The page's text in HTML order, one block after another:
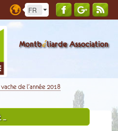
Montbéliarde Association
de l'année 2018